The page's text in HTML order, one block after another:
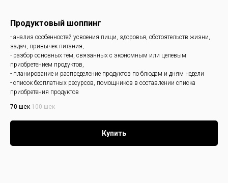
Продуктовый шоппинг
- анализ особенностей усвоения пищи, здоровья, обстоятельств жизни,
задач, привычек питания,
- разбор основных тем, связанных с экономным или целевым
приобретением продуктов,
- планирование и распределение продуктов по блюдам и дням недели
- список бесплатных ресурсов, помощников в составлении списка
приобретения продуктов
70 шек 100 шек
Купить